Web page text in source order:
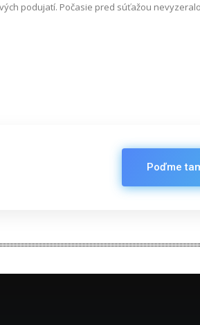
veľmi pekná bodka za týmto tradičným centrom trialových podujatí. Počasie pred súťažou
Poďme